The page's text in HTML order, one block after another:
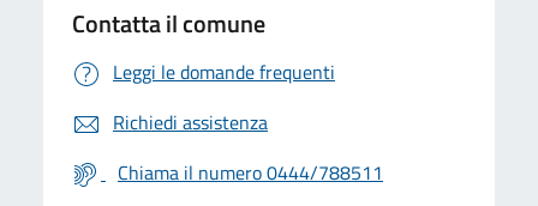
Contatta il comune
Leggi le domande frequenti
Richiedi assistenza
Chiama il numero 0444/788511